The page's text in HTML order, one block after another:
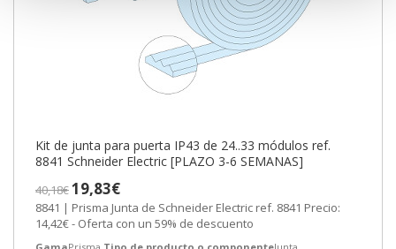
Kit de junta para puerta IP43 de 24..33 módulos ref.
8841 Schneider Electric [PLAZO 3-6 SEMANAS]
40,18€19,83€
8841 | Prisma Junta de Schneider Electric ref. 8841 Precio:
14,42€ - Oferta con un 59% de descuento